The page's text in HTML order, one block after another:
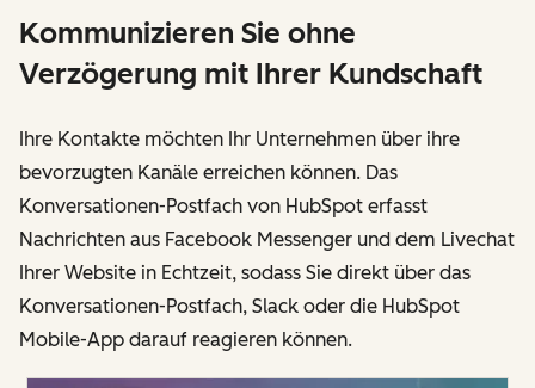
Kommunizieren Sie ohne
Verzögerung mit Ihrer Kundschaft
Ihre Kontakte möchten Ihr Unternehmen über ihre
bevorzugten Kanäle erreichen können. Das
Konversationen-Postfach von HubSpot erfasst
Nachrichten aus Facebook Messenger und dem Livechat
Ihrer Website in Echtzeit, sodass Sie direkt über das
Konversationen-Postfach, Slack oder die HubSpot
Mobile-App darauf reagieren können.